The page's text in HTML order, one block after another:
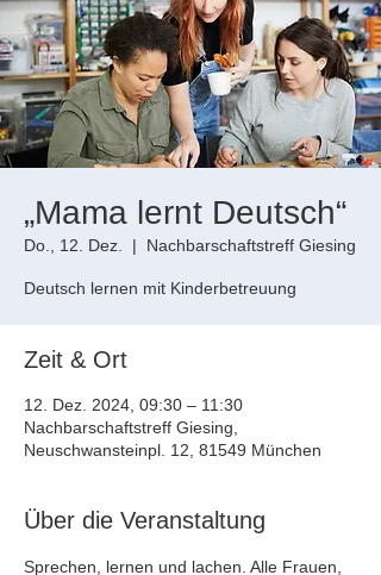
„Mama lernt Deutsch“
Do., 12. Dez.
  |
Nachbarschaftstreff Giesing
Deutsch lernen mit Kinderbetreuung
Zeit & Ort
12. Dez. 2024, 09:30 – 11:30
Nachbarschaftstreff Giesing,
Neuschwansteinpl. 12, 81549 München
Über die Veranstaltung
Sprechen, lernen und lachen. Alle Frauen,